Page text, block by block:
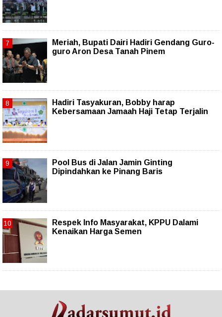
Meriah, Bupati Dairi Hadiri Gendang Guro-
guro Aron Desa Tanah Pinem
Hadiri Tasyakuran, Bobby harap
Kebersamaan Jamaah Haji Tetap Terjalin
Pool Bus di Jalan Jamin Ginting
Dipindahkan ke Pinang Baris
Respek Info Masyarakat, KPPU Dalami
Kenaikan Harga Semen